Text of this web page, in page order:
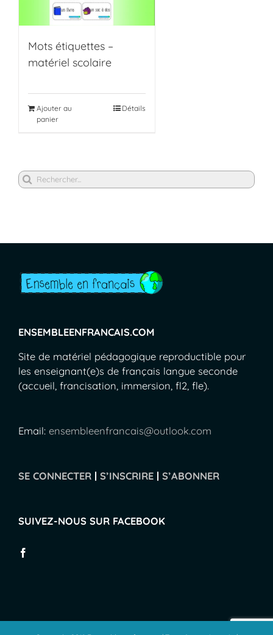
Mots étiquettes –
matériel scolaire
Ajouter au
panier
Détails
Rechercher
ENSEMBLEENFRANCAIS.COM
Site de matériel pédagogique reproductible pour
les enseignant(e)s de français langue seconde
(accueil, francisation, immersion, fl2, fle).
Email: ensembleenfrancais@outlook.com
SE CONNECTER | S’INSCRIRE | S’ABONNER
SUIVEZ-NOUS SUR FACEBOOK